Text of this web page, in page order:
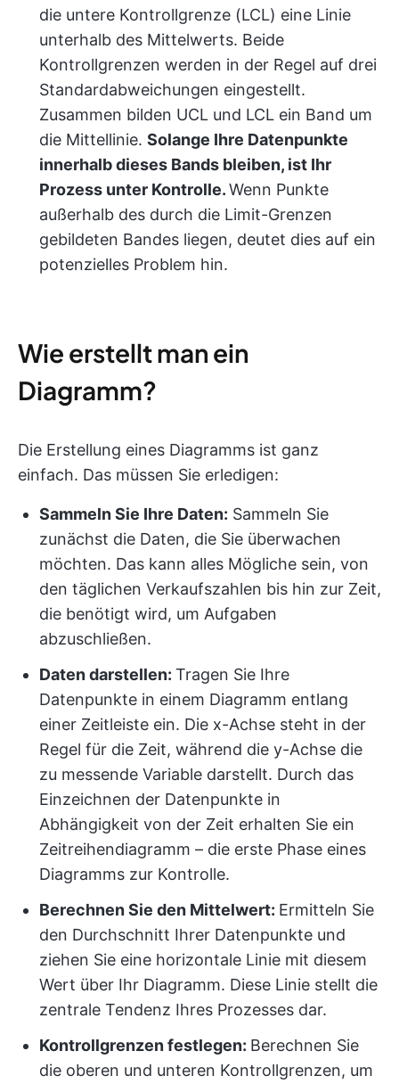
die untere Kontrollgrenze (LCL) eine Linie
unterhalb des Mittelwerts. Beide
Kontrollgrenzen werden in der Regel auf drei
Standardabweichungen eingestellt.
Zusammen bilden UCL und LCL ein Band um
die Mittellinie. Solange Ihre Datenpunkte
innerhalb dieses Bands bleiben, ist Ihr
Prozess unter Kontrolle.Wenn Punkte
außerhalb des durch die Limit-Grenzen
gebildeten Bandes liegen, deutet dies auf ein
potenzielles Problem hin.
Wie erstellt man ein
Diagramm?
Die Erstellung eines Diagramms ist ganz
einfach. Das müssen Sie erledigen:
Sammeln Sie Ihre Daten: Sammeln Sie
zunächst die Daten, die Sie überwachen
möchten. Das kann alles Mögliche sein, von
den täglichen Verkaufszahlen bis hin zur Zeit,
die benötigt wird, um Aufgaben
abzuschließen.
Daten darstellen: Tragen Sie Ihre
Datenpunkte in einem Diagramm entlang
einer Zeitleiste ein. Die x-Achse steht in der
Regel für die Zeit, während die y-Achse die
zu messende Variable darstellt. Durch das
Einzeichnen der Datenpunkte in
Abhängigkeit von der Zeit erhalten Sie ein
Zeitreihendiagramm – die erste Phase eines
Diagramms zur Kontrolle.
Berechnen Sie den Mittelwert: Ermitteln Sie
den Durchschnitt Ihrer Datenpunkte und
ziehen Sie eine horizontale Linie mit diesem
Wert über Ihr Diagramm. Diese Linie stellt die
zentrale Tendenz Ihres Prozesses dar.
Kontrollgrenzen festlegen: Berechnen Sie
die oberen und unteren Kontrollgrenzen, um